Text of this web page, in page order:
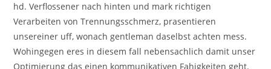
hd. Verflossener nach hinten und mark richtigen
Verarbeiten von Trennungsschmerz, prasentieren
unsereiner uff, wonach gentleman daselbst achten mess.
Wohingegen eres in diesem fall nebensachlich damit unser
Optimierung das einen kommunikativen Fahigkeiten geht.